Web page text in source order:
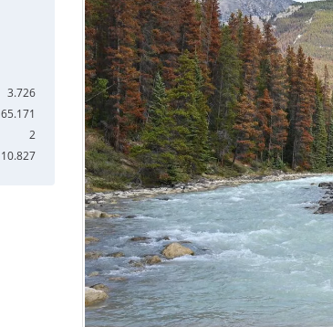
3.726
65.171
2
10.827